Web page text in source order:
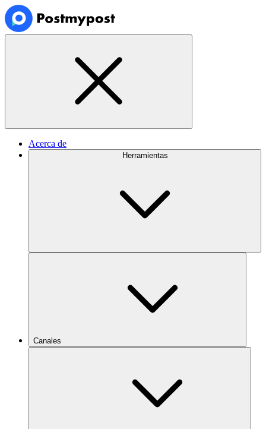
Acerca de
Herramientas
Canales